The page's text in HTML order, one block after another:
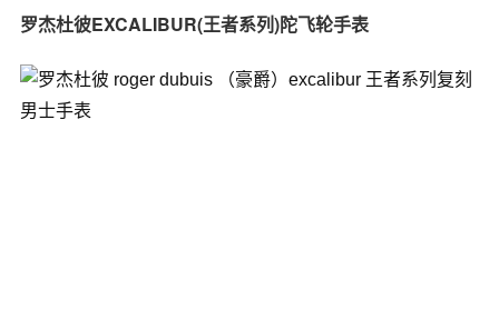
罗杰杜彼EXCALIBUR(王者系列)陀飞轮手表